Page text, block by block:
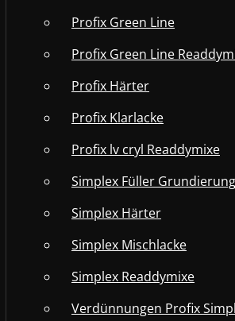
Profix Green Line
Profix Green Line
Profix Härter
Profix Klarlacke
Profix lv cryl Readdymixe
Simplex Füller
Simplex Härter
Simplex Mischlacke
Simplex Readdymixe
Verdünnungen Profix